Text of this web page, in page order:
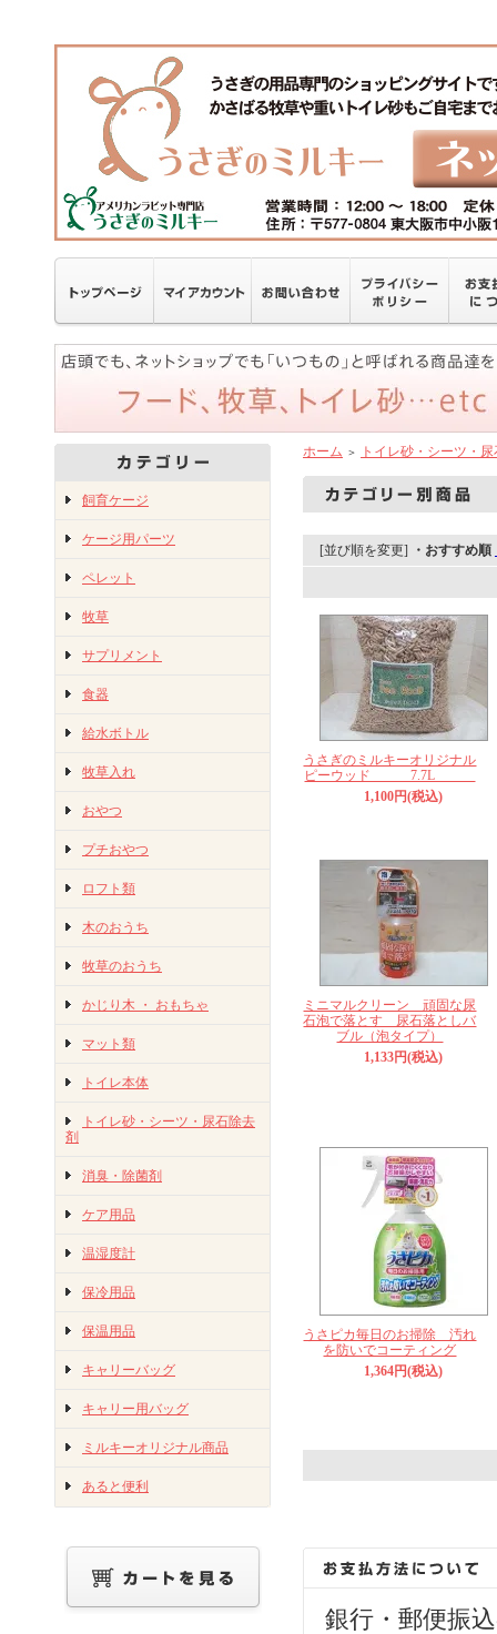
飼育ケージ
ケージ用パーツ
ペレット
牧草
サプリメント
食器
給水ボトル
牧草入れ
おやつ
プチおやつ
ロフト類
木のおうち
牧草のおうち
かじり木 ・ おもちゃ
マット類
トイレ本体
トイレ砂・シーツ・尿石除去
剤
消臭・除菌剤
ケア用品
温湿度計
保冷用品
保温用品
キャリーバッグ
キャリー用バッグ
ミルキーオリジナル商品
あると便利
ホーム ＞ トイレ砂・シーツ・
[並び順を変更] ・おすすめ順
うさぎのミルキーオリジナル
ピーウッド 7.7L
1,100円(税込)
ミニマルクリーン 頑固な尿
石泡で落とす 尿石落としバ
ブル（泡タイプ）
1,133円(税込)
うさピカ毎日のお掃除 汚れ
を防いでコーティング
1,364円(税込)
銀行・郵便振